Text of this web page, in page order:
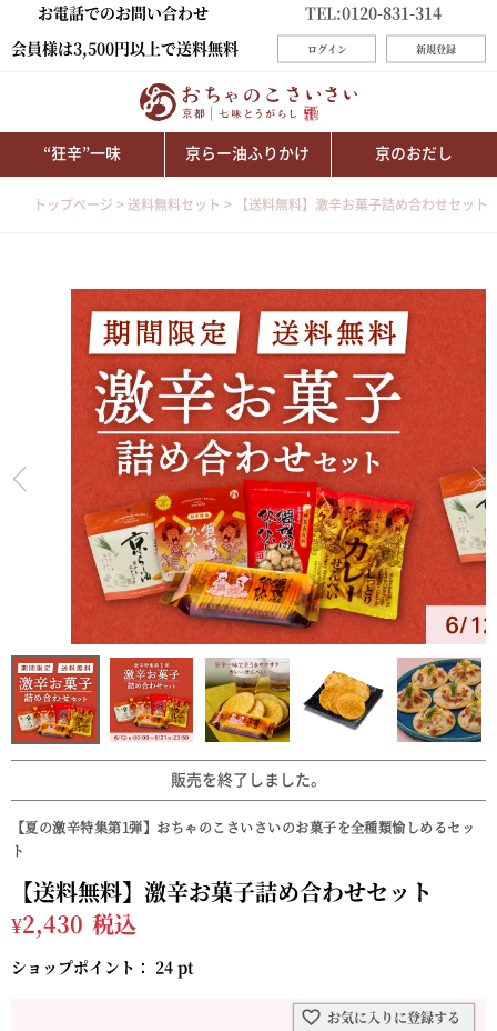
お電話でのお問い合わせ
TEL:0120-831-314
会員様は3,500円以上で送料無料
ログイン 新規登録
“狂辛”一味 京らー油ふりかけ 京のおだし
トップページ 送料無料セット 【送料無料】激辛お菓子詰め合わせセット
販売を終了しました。
【夏の激辛特集第1弾】おちゃのこさいさいのお菓子を全種類愉しめるセッ
ト
【送料無料】激辛お菓子詰め合わせセット
¥2,430 税込
ショップポイント： 24 pt
お気に入りに登録する